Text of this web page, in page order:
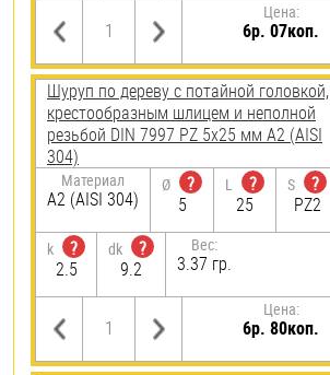
Цена:
6р. 07коп.
Шуруп по дереву с потайной головкой,
крестообразным шлицем и неполной
резьбой DIN 7997 PZ 5х25 мм А2 (AISI
304)
Материал
А2 (AISI 304)
Ø
?
5
L
?
25
S
?
PZ2
k
?
2.5
dk
?
9.2
Вес:
3.37 гр.
Цена:
6р. 80коп.